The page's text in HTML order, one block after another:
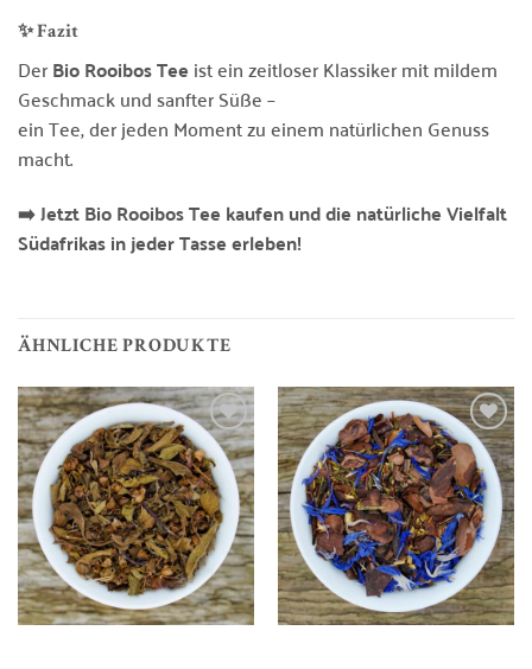
✨ Fazit
DerBio Rooibos Tee ist ein zeitloser Klassiker mit mildem
Geschmack und sanfter Süße –
ein Tee, der jeden Moment zu einem natürlichen Genuss
macht.
➡️ Jetzt Bio Rooibos Tee kaufen und die natürliche Vielfalt
Südafrikas in jeder Tasse erleben!
ÄHNLICHE PRODUKTE
Zur
Wunschliste
hinzufügen
Zur
Wunschliste
hinzufügen